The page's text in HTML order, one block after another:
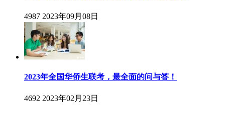
4987 2023年09月08日
2023年全国华侨生联考，最全面的问与答！
4692 2023年02月23日